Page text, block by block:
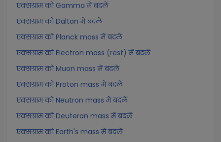
एक्सग्राम को Gamma में बदलें
एक्सग्राम को Dalton में बदलें
एक्सग्राम को Planck mass में बदलें
एक्सग्राम को Electron mass (rest) में बदलें
एक्सग्राम को Muon mass में बदलें
एक्सग्राम को Proton mass में बदलें
एक्सग्राम को Neutron mass में बदलें
एक्सग्राम को Deuteron mass में बदलें
एक्सग्राम को Earth's mass में बदलें